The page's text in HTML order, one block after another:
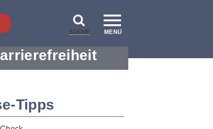
SUCHE MENÜ
Tipps